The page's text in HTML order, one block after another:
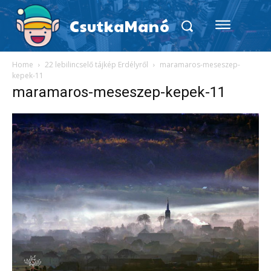
CsutkaManó
Home 22 lebilincselő tájkép Erdélyről
maramaros-meseszep-
kepek-11
maramaros-meseszep-kepek-11